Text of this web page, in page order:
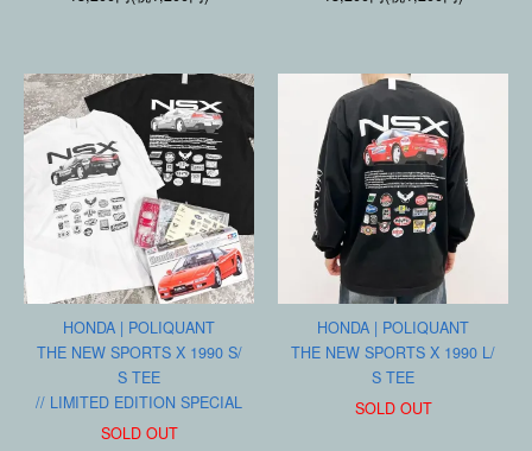
HONDA | POLIQUANT
THE NEW SPORTS X 1990 S/
S TEE
// LIMITED EDITION SPECIAL
SOLD OUT
HONDA | POLIQUANT
THE NEW SPORTS X 1990 L/
S TEE
SOLD OUT